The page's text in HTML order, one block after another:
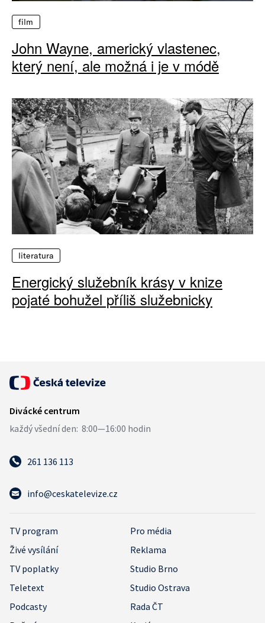
film
John Wayne, americký vlastenec,
který není, ale možná i je v módě
literatura
Energický služebník krásy v knize
pojaté bohužel příliš služebnicky
261 136 113
info@ceskatelevize.cz
TV program
Pro média
Živé vysílání
Reklama
TV poplatky
Studio Brno
Teletext
Studio Ostrava
Podcasty
Rada ČT